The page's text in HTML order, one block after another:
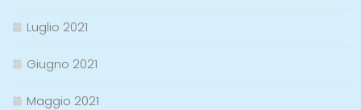
Luglio 2021
Giugno 2021
Maggio 2021